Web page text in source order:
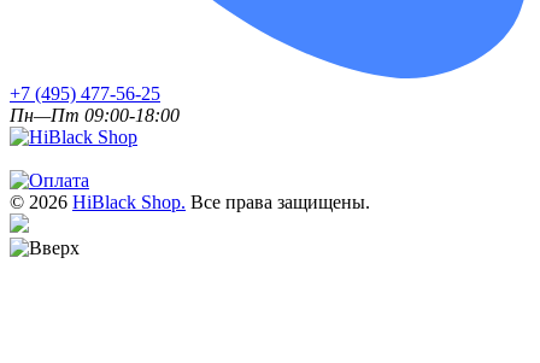
+7 (495) 477-56-25
Пн—Пт 09:00-18:00
© 2026 HiBlack Shop. Все права защищены.